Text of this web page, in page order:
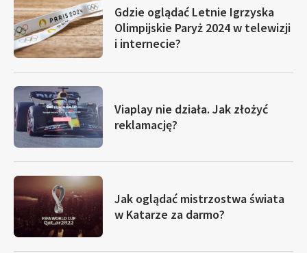
Gdzie oglądać Letnie Igrzyska
Olimpijskie Paryż 2024 w telewizji
i internecie?
Viaplay nie działa. Jak złożyć
reklamację?
Jak oglądać mistrzostwa świata
w Katarze za darmo?